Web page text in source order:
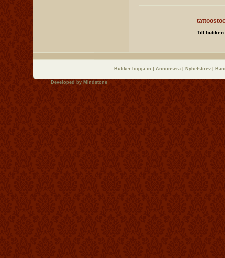
Till butiken
Butiker logga in Annonsera Nyhetsbrev
Developed by Mindstone